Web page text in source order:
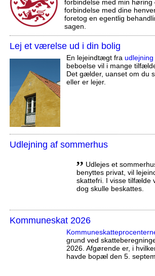
forbindelse med min høring
forbindelse med dine
foretog en egentlig
sagen.
Lej et værelse ud i din bolig
En lejeindtægt fra
beboelse vil i mange
Det gælder, uanset om du
eller er lejer.
Udlejning af sommerhus
,, Udlejes et
benyttes privat, vil
skattefri. I visse tilfælde
dog skulle beskattes.
Kommuneskat 2026
grund ved
2026. Afgørende er, i
havde bopæl den 5.